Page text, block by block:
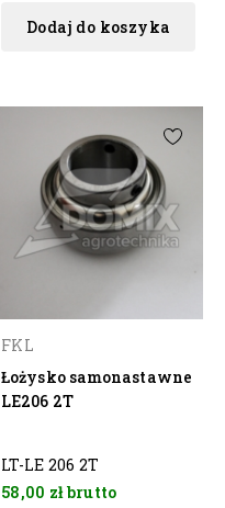
Dodaj do koszyka
FKL
Łożysko samonastawne
LE206 2T
LT-LE 206 2T
58,00 złbrutto